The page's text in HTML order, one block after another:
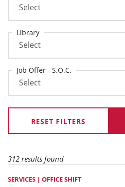
Library
Job Offer - S.O.C.
RESET FILTERS
312 results found
SERVICES | OFFICE SHIFT